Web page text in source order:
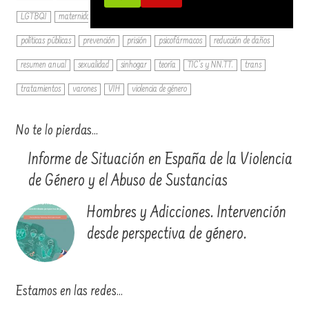
LGTBQI maternidad
políticas públicas prevención prisión psicofármacos reducción de daños
resumen anual sexualidad sinhogar teoría TIC's y NN.TT. trans
tratamientos varones VIH violencia de género
No te lo pierdas…
Informe de Situación en España de la Violencia
de Género y el Abuso de Sustancias
Hombres y Adicciones. Intervención
desde perspectiva de género.
Estamos en las redes…